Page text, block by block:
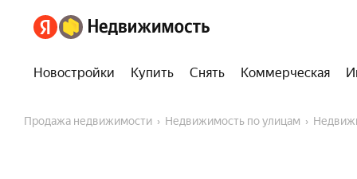
Новостройки Купить Снять Коммерческая
Продажа недвижимости Недвижимость по улицам